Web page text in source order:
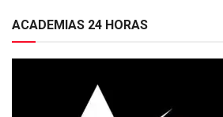
ACADEMIAS 24 HORAS